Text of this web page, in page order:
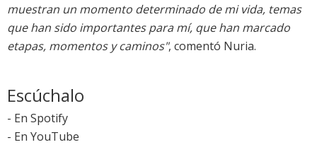
muestran un momento determinado de mi vida, temas
que han sido importantes para mí, que han marcado
etapas, momentos y caminos", comentó Nuria.
Escúchalo
- En Spotify
- En YouTube